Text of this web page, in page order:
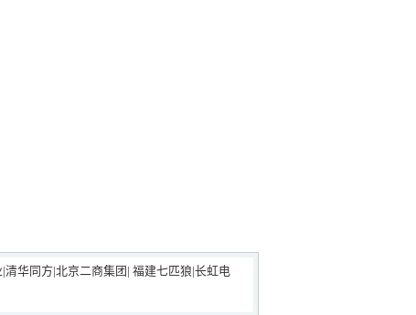
|清华同方|北京二商集团 | 福建七匹狼|长虹电